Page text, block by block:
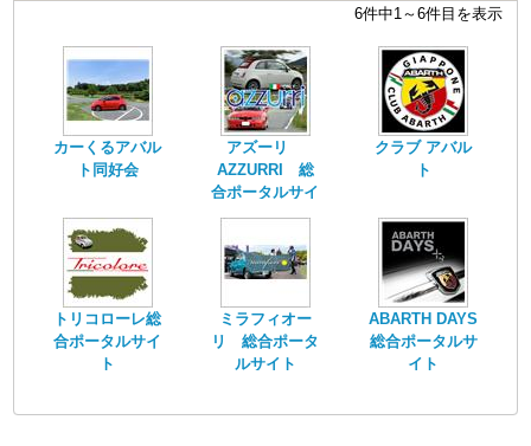
6件中1～6件目を表示
カーくるアバル
ト同好会
アズーリ
AZZURRI 総
合ポータルサイ
ト
クラブ アバル
ト
トリコローレ総
合ポータルサイ
ト
ミラフィオー
リ 総合ポータ
ルサイト
ABARTH DAYS
総合ポータルサ
イト